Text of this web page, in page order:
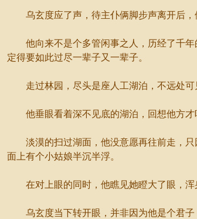
乌玄度应了声，待主仆俩脚步声离开后，
他向来不是个多管闲事之人，历经了千年
定得要如此过尽一辈子又一辈子。
走过林园，尽头是座人工湖泊，不远处可
他垂眼看着深不见底的湖泊，回想他方才
淡漠的扫过湖面，他没意愿再往前走，只
面上有个小姑娘半沉半浮。
在对上眼的同时，他瞧见她瞪大了眼，浑
乌玄度当下转开眼，并非因为他是个君子